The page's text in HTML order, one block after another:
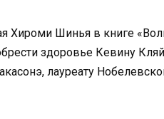
Хироми Шинья в книге
здоровье Кевину
лауреату